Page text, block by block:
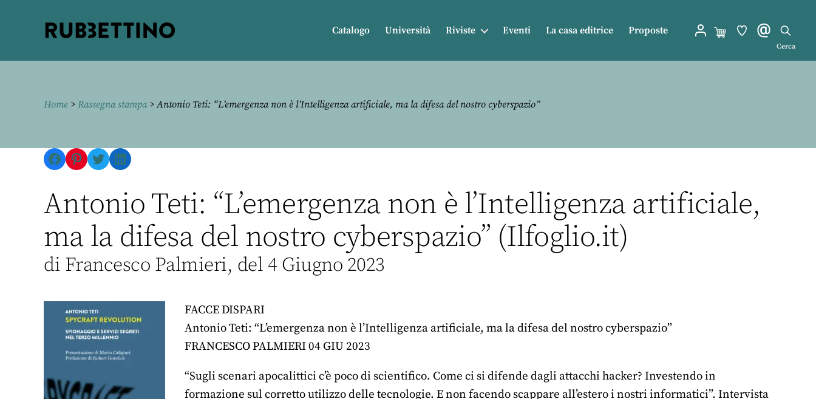
Catalogo Università Riviste Eventi La casa editrice Proposte
Cerca
Home > Rassegna stampa> Antonio Teti: “L’emergenza non è l’Intelligenza artificiale, ma la difesa del nostro cyberspazio”
Facebook
Pinterest
TwitterLinkedIn
Antonio Teti: “L’emergenza non è l’Intelligenza artificiale,
ma la difesa del nostro cyberspazio” (Ilfoglio.it)
di Francesco Palmieri, del 4 Giugno 2023
FACCE DISPARI
Antonio Teti: “L’emergenza non è l’Intelligenza artificiale, ma la difesa del nostro cyberspazio”
FRANCESCO PALMIERI 04 GIU 2023
“Sugli scenari apocalittici c’è poco di scientifico. Come ci si difende dagli attacchi hacker? Investendo in
formazione sul corretto utilizzo delle tecnologie. E non facendo scappare all’estero i nostri informatici”. Intervista